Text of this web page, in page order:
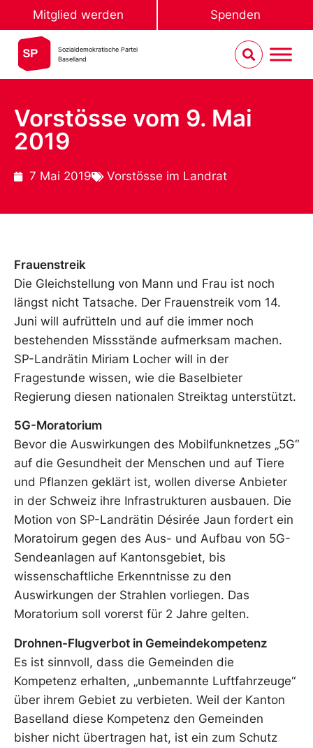
Mitglied werden Spenden
Sozialdemokratische Partei
Baselland
Vorstösse vom 9. Mai
2019
7 Mai 2019 Vorstösse im Landrat
Frauenstreik
Die Gleichstellung von Mann und Frau ist noch
längst nicht Tatsache. Der Frauenstreik vom 14.
Juni will aufrütteln und auf die immer noch
bestehenden Missstände aufmerksam machen.
SP-Landrätin Miriam Locher will in der
Fragestunde wissen, wie die Baselbieter
Regierung diesen nationalen Streiktag unterstützt.
5G-Moratorium
Bevor die Auswirkungen des Mobilfunknetzes „5G“
auf die Gesundheit der Menschen und auf Tiere
und Pflanzen geklärt ist, wollen diverse Anbieter
in der Schweiz ihre Infrastrukturen ausbauen. Die
Motion von SP-Landrätin Désirée Jaun fordert ein
Moratoirum gegen des Aus- und Aufbau von 5G-
Sendeanlagen auf Kantonsgebiet, bis
wissenschaftliche Erkenntnisse zu den
Auswirkungen der Strahlen vorliegen. Das
Moratorium soll vorerst für 2 Jahre gelten.
Drohnen-Flugverbot in Gemeindekompetenz
Es ist sinnvoll, dass die Gemeinden die
Kompetenz erhalten, „unbemannte Luftfahrzeuge“
über ihrem Gebiet zu verbieten. Weil der Kanton
Baselland diese Kompetenz den Gemeinden
bisher nicht übertragen hat, ist ein zum Schutz